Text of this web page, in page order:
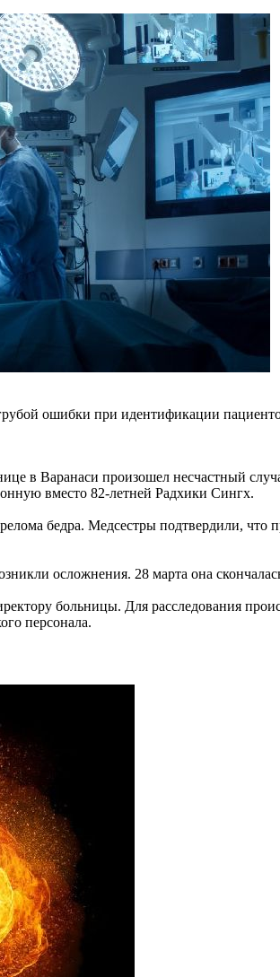
ошибки при идентификации
в Варанаси произошел несчастный
вместо 82-летней Радхики Сингх.
бедра. Медсестры подтвердили, что
осложнения. 28 марта она
больницы. Для расследования
персонала.